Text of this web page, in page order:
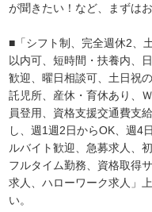
が聞きたい！など、まずは
■「シフト制、完全週休2、
以内可、短時間・扶養内、
歓迎、曜日相談可、土日祝
託児所、産休・育休あり、
員登用、資格支援交通費支
し、週1週2日からOK、週4
ルバイト歓迎、急募求人、
フルタイム勤務、資格取得
求人、ハローワーク求人」
い。